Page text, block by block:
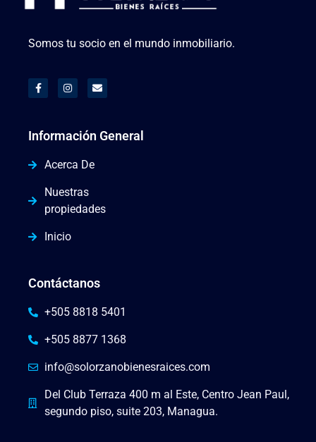
Somos tu socio en el mundo inmobiliario.
Información General
Acerca De
Nuestras
propiedades
Inicio
Contáctanos
+505 8818 5401
+505 8877 1368
info@solorzanobienesraices.com
Del Club Terraza 400 m al Este, Centro Jean Paul,
segundo piso, suite 203, Managua.